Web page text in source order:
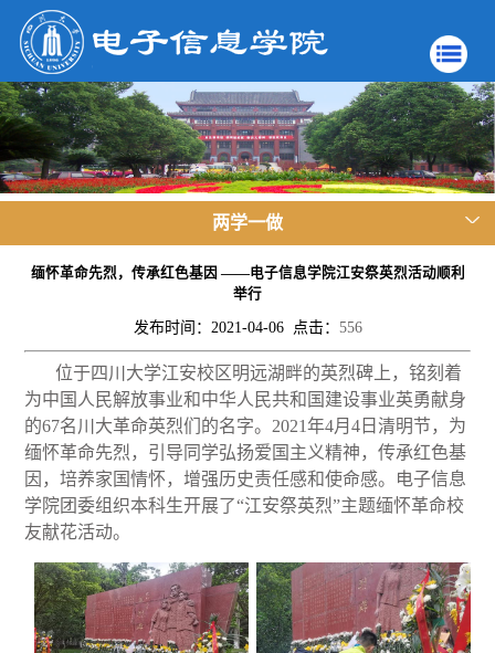
两学一做
缅怀革命先烈，传承红色基因 ——电子信息学院江安祭英烈活动顺利
举行
发布时间：2021-04-06 点击： 556
位于四川大学江安校区明远湖畔的英烈碑上，铭刻着
为中国人民解放事业和中华人民共和国建设事业英勇献身
的67名川大革命英烈们的名字。2021年4月4日清明节，为
缅怀革命先烈，引导同学弘扬爱国主义精神，传承红色基
因，培养家国情怀，增强历史责任感和使命感。电子信息
学院团委组织本科生开展了“江安祭英烈”主题缅怀革命校
友献花活动。